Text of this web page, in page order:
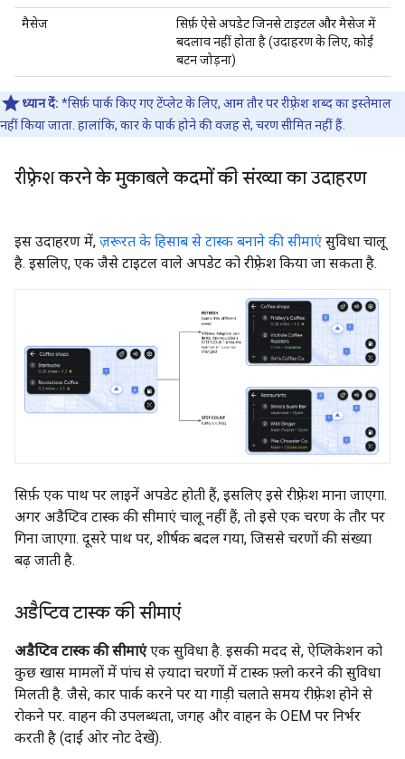
मैसेज
सिर्फ़ ऐसे अपडेट जिनसे टाइटल और मैसेज में
बदलाव नहीं होता है (उदाहरण के लिए, कोई
बटन जोड़ना)
ध्यान दें: *सिर्फ़ पार्क किए गए टेंप्लेट के लिए, आम तौर पर रीफ़्रेश शब्द का इस्तेमाल
नहीं किया जाता. हालांकि, कार के पार्क होने की वजह से, चरण सीमित नहीं हैं.
रीफ़्रेश करने के मुकाबले कदमों की संख्या का उदाहरण
इस उदाहरण में, ज़रूरत के हिसाब से टास्क बनाने की सीमाएं सुविधा चालू
है. इसलिए, एक जैसे टाइटल वाले अपडेट को रीफ़्रेश किया जा सकता है.
सिर्फ़ एक पाथ पर लाइनें अपडेट होती हैं, इसलिए इसे रीफ़्रेश माना जाएगा.
अगर अडैप्टिव टास्क की सीमाएं चालू नहीं हैं, तो इसे एक चरण के तौर पर
गिना जाएगा. दूसरे पाथ पर, शीर्षक बदल गया, जिससे चरणों की संख्या
बढ़ जाती है.
अडैप्टिव टास्क की सीमाएं
अडैप्टिव टास्क की सीमाएंएक सुविधा है. इसकी मदद से, ऐप्लिकेशन को
कुछ खास मामलों में पांच से ज़्यादा चरणों में टास्क फ़्लो करने की सुविधा
मिलती है. जैसे, कार पार्क करने पर या गाड़ी चलाते समय रीफ़्रेश होने से
रोकने पर. वाहन की उपलब्धता, जगह और वाहन के OEM पर निर्भर
करती है (दाईं ओर नोट देखें).